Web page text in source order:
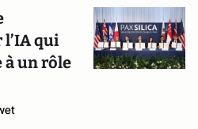
qui
à un rôle